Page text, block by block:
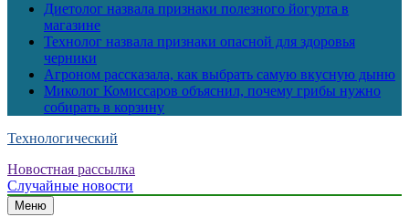
Диетолог назвала признаки полезного йогурта в
магазине
Технолог назвала признаки опасной для здоровья
черники
Агроном рассказала, как выбрать самую вкусную дыню
Миколог Комиссаров объяснил, почему грибы нужно
собирать в корзину
Технологический
Новостная рассылка
Случайные новости
Меню